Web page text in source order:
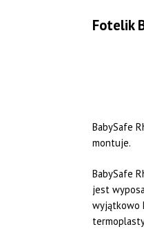
Fotelik
BabySafe
montuje.
BabySafe
jest
wyjątkowo